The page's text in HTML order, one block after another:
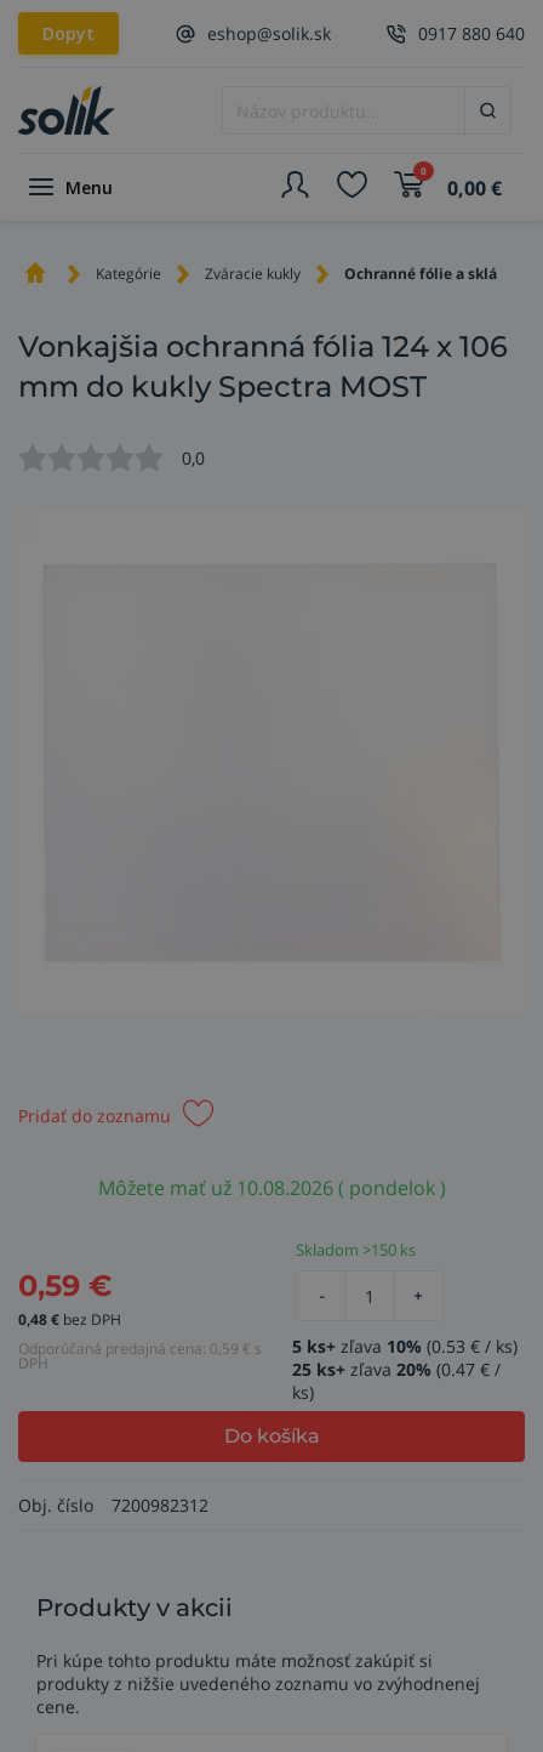
Dopyt eshop@solik.sk 0917 880 640
Menu
0
0,00€
Kategórie Zváracie kukly Ochranné fólie a sklá
Vonkajšia ochranná fólia 124 x 106
mm do kukly Spectra MOST
0,0
Pridať do zoznamu
Môžete mať už 10.08.2026 ( pondelok )
0,59 €
0,48€ bez DPH
Odporúčaná predajná cena: 0,59 € s
DPH
Skladom >150 ks
- +
Do košíka
5 ks+zľava 10%(0.53 € / ks)
25 ks+zľava20%(0.47 € /
ks)
Obj. číslo 7200982312
Produkty v akcii
Pri kúpe tohto produktu máte možnosť zakúpiť si
produkty z nižšie uvedeného zoznamu vo zvýhodnenej
cene.